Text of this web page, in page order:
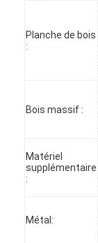
Planche de bois
:
Bois massif :
Matériel
supplémentaire
:
Métal: